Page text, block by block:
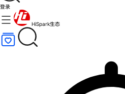
登录
HiSpark生态